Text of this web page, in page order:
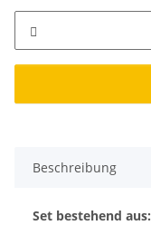
Beschreibung
Set bestehend aus: